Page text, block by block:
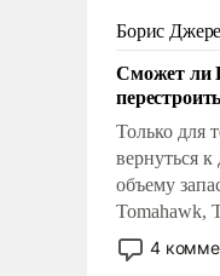
Борис
Сможет ли
Только для
вернуться
объему
Tomahawk,
США
лет. Даже
4